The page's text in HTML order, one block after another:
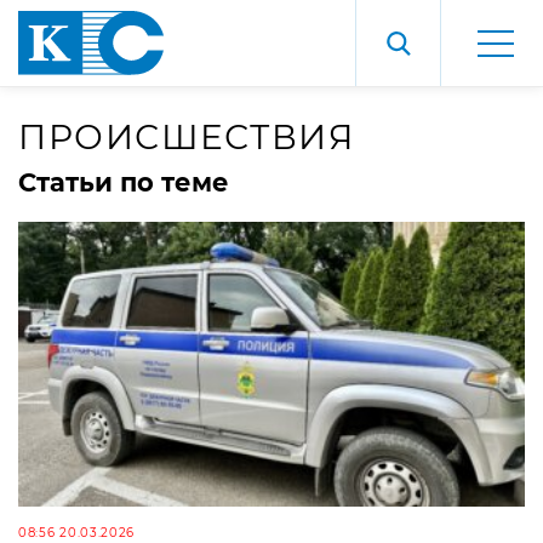
ПРОИСШЕСТВИЯ
Статьи по теме
08:56 20.03.2026